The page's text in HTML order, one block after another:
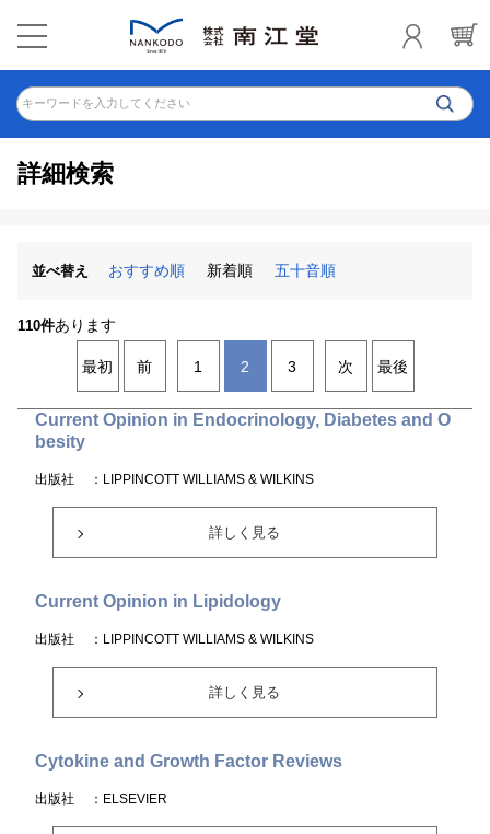
キーワードを入力してください
詳細検索
並べ替え おすすめ順 新着順 五十音順
110件あります
最初 前 1 2 3 次 最後
Current Opinion in Endocrinology, Diabetes and O
besity
出版社 ：LIPPINCOTT WILLIAMS & WILKINS
詳しく見る
Current Opinion in Lipidology
出版社 ：LIPPINCOTT WILLIAMS & WILKINS
詳しく見る
Cytokine and Growth Factor Reviews
出版社 ：ELSEVIER